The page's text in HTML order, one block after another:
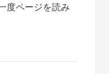
度ページを読み